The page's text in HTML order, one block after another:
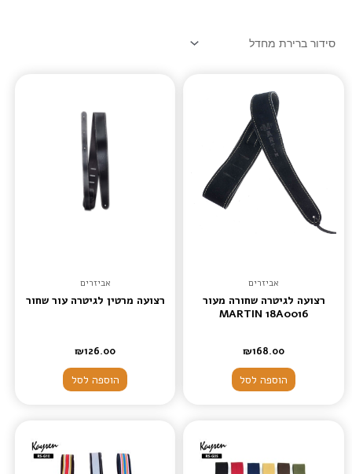
אביזרים
רצועה לגיטרה שחורה מעור
MARTIN 18A0016
₪168.00
הוספה לסל
אביזרים
רצועה מרטין לגיטרה עור שחור
₪126.00
הוספה לסל